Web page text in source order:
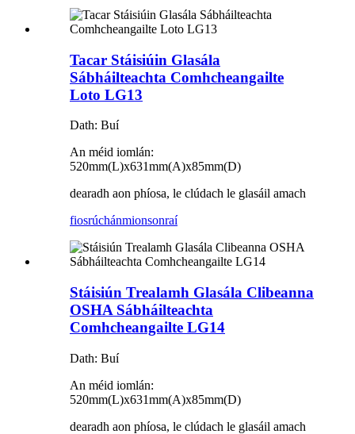
Tacar Stáisiúin Glasála
Sábháilteachta Comhcheangailte
Loto LG13
Dath: Buí
An méid iomlán:
520mm(L)x631mm(A)x85mm(D)
dearadh aon phíosa, le clúdach le glasáil amach
fiosrúchánmionsonraí
Stáisiún Trealamh Glasála Clibeanna
OSHA Sábháilteachta
Comhcheangailte LG14
Dath: Buí
An méid iomlán:
520mm(L)x631mm(A)x85mm(D)
dearadh aon phíosa, le clúdach le glasáil amach